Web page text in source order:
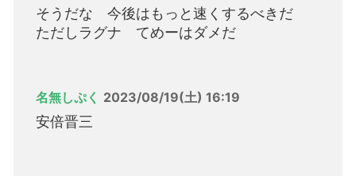
そうだな 今後はもっと速くするべきだ
ただしラグナ てめーはダメだ
名無しぷく 2023/08/19(土) 16:19
安倍晋三